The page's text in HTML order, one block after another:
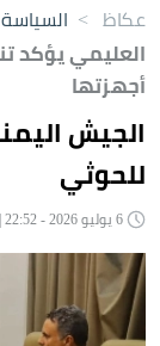
عكاظ > السياسة
العليمي يؤكد
أجهزتها
الجيش
للحوثي